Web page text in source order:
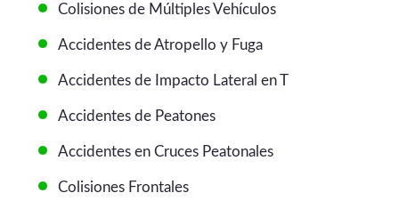
Colisiones de Múltiples Vehículos
Accidentes de Atropello y Fuga
Accidentes de Impacto Lateral en T
Accidentes de Peatones
Accidentes en Cruces Peatonales
Colisiones Frontales